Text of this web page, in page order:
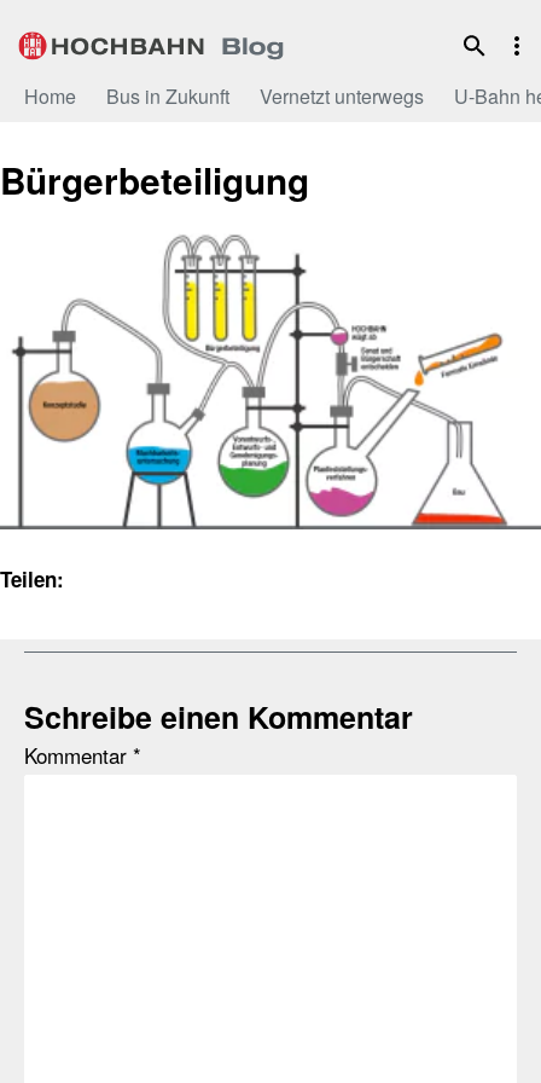
Inhalt
Home Bus in Zukunft Vernetzt unterwegs U-Bahn
Bürgerbeteiligung
Teilen:
Schreibe einen Kommentar
Kommentar *